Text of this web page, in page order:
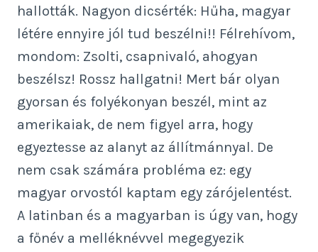
hallották. Nagyon dicsérték: Hűha, magyar
létére ennyire jól tud beszélni!! Félrehívom,
mondom: Zsolti, csapnivaló, ahogyan
beszélsz! Rossz hallgatni! Mert bár olyan
gyorsan és folyékonyan beszél, mint az
amerikaiak, de nem figyel arra, hogy
egyeztesse az alanyt az állítmánnyal. De
nem csak számára probléma ez: egy
magyar orvostól kaptam egy zárójelentést.
A latinban és a magyarban is úgy van, hogy
a főnév a melléknévvel megegyezik